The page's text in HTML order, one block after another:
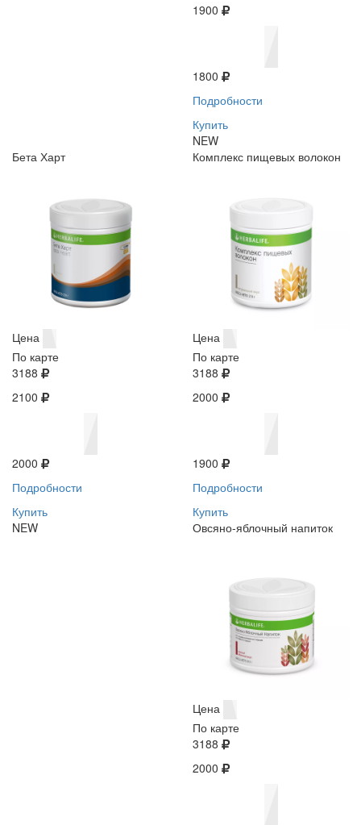
1900
1800
Подробности
Купить
NEW
Бета Харт
Цена
По карте
3188
2100
2000
Подробности
Купить
NEW
Комплекс пищевых волокон
Цена
По карте
3188
2000
1900
Подробности
Купить
Овсяно-яблочный напиток
Цена
По карте
3188
2000